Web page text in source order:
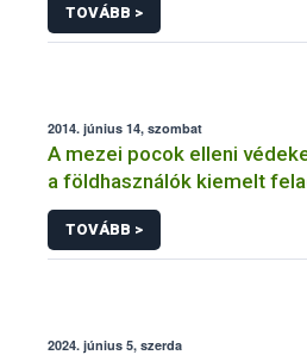
TOVÁBB >
2014. június 14, szombat
A mezei pocok elleni
a földhasználók kiemelt
TOVÁBB >
2024. június 5, szerda